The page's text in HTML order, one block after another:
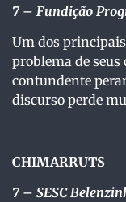
7 – Fundição
Um dos
problema de seus
contundente
discurso perde
CHIMARRUTS
7 – SESC